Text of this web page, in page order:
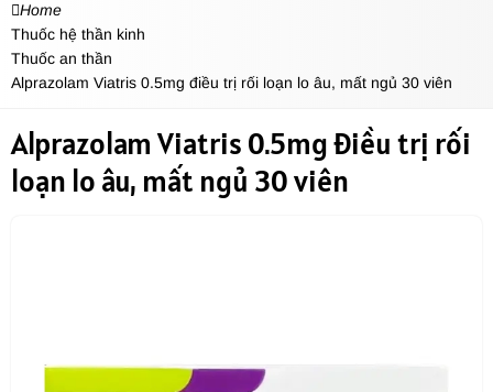
Home
Thuốc hệ thần kinh
Thuốc an thần
Alprazolam Viatris 0.5mg điều trị rối loạn lo âu, mất ngủ 30 viên
Alprazolam Viatris 0.5mg điều trị rối
loạn lo âu, mất ngủ 30 viên